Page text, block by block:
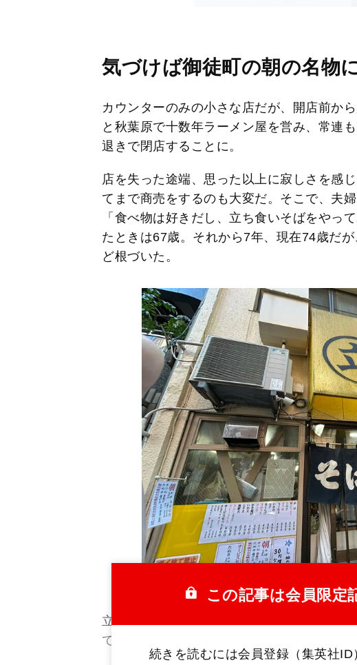
気づけば御徒町の朝の名物
カウンターのみの小さな店だが、開店前か
と秋葉原で十数年ラーメン屋を営み、常連
退きで閉店することに。
店を失った途端、思った以上に寂しさを感
てまで商売をするのも大変だ。そこで、夫
「食べ物は好きだし、立ち食いそばをやっ
たときは67歳。それから7年、現在74歳だ
ど根づいた。
立ち食いそばの出汁といえば、一般的には
て逆らった。
この記事は会員限定
続きを読むには会員登録（集英社